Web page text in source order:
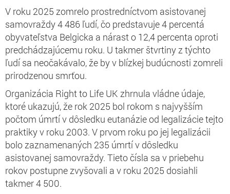
V roku 2025 zomrelo prostredníctvom asistovanej
samovraždy 4 486 ľudí, čo predstavuje 4 percentá
obyvateľstva Belgicka a nárast o 12,4 percenta oproti
predchádzajúcemu roku. U takmer štvrtiny z týchto
ľudí sa neočakávalo, že by v blízkej budúcnosti zomreli
prirodzenou smrťou.
Organizácia Right to Life UK zhrnula vládne údaje,
ktoré ukazujú, že rok 2025 bol rokom s najvyšším
počtom úmrtí v dôsledku eutanázie od legalizácie tejto
praktiky v roku 2003. V prvom roku po jej legalizácii
bolo zaznamenaných 235 úmrtí v dôsledku
asistovanej samovraždy. Tieto čísla sa v priebehu
rokov postupne zvyšovali a v roku 2025 dosiahli
takmer 4 500.